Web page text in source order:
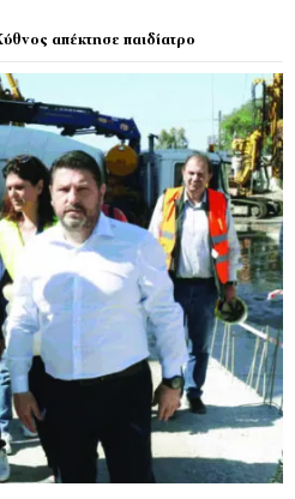
απέκτησε παιδίατρο